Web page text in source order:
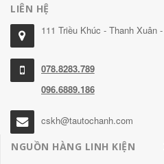
LIÊN HỆ
111 Triều Khúc - Thanh Xuân
078.8283.789
096.6889.186
cskh@tautochanh.com
NGUỒN HÀNG LINH KIỆN